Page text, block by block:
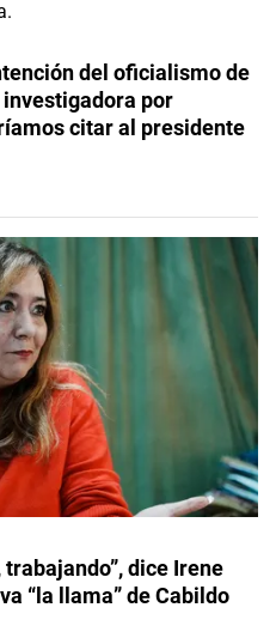
del oficialismo de
por
citar al presidente
dice Irene
“la llama” de Cabildo